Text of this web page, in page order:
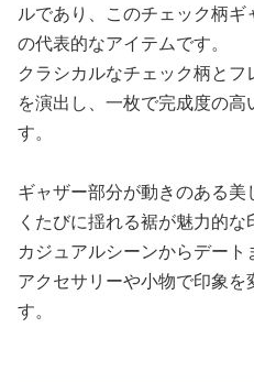
ルであり、このチェック柄
の代表的なアイテムです。
クラシカルなチェック柄と
を演出し、一枚で完成度の
す。
ギャザー部分が動きのある
くたびに揺れる裾が魅力的な
カジュアルシーンからデート
アクセサリーや小物で印象を
す。